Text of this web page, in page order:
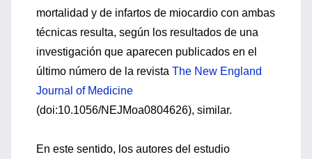
mortalidad y de infartos de miocardio con ambas
técnicas resulta, según los resultados de una
investigación que aparecen publicados en el
último número de la revista The New England
Journal of Medicine
(doi:10.1056/NEJMoa0804626), similar.
En este sentido, los autores del estudio